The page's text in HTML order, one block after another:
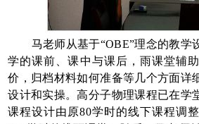
马老师从基于“OBE”理念的教学
学的课前、课中与课后，雨课堂辅
价，归档材料如何准备等几个方面详
设计和实操。高分子物理课程已在学
课程设计由原80学时的线下课程调